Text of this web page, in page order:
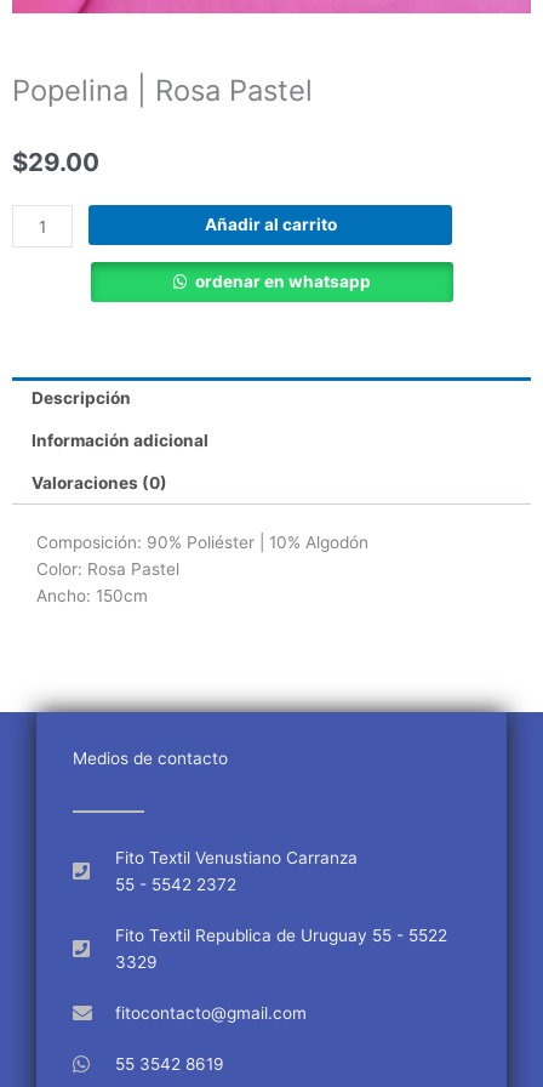
Popelina | Rosa Pastel
$29.00
Popelina
|
Añadir al carrito
ordenar en whatsapp
Descripción
Información adicional
Valoraciones (0)
Composición: 90% Poliéster | 10% Algodón
Color: Rosa Pastel
Ancho: 150cm
Medios de contacto
Fito Textil Venustiano Carranza
55 - 5542 2372
Fito Textil Republica de Uruguay 55 - 5522
3329
fitocontacto@gmail.com
55 3542 8619